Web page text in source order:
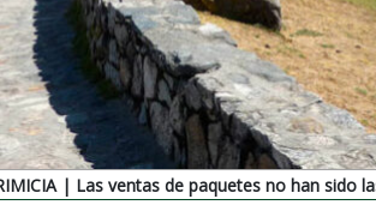
| Las ventas de paquetes no han sido